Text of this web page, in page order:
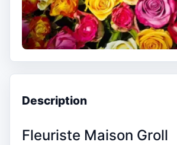
Description
Fleuriste Maison Groll